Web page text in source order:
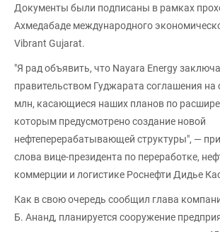
Документы были подписаны в рамках
Ахмедабаде международного
Vibrant Gujarat.
"Я рад объявить, что Nayara Energy
правительством Гуджарата соглашения на
млн, касающиеся наших планов по
которым предусмотрено создание новой
нефтеперерабатывающей структуры", —
слова вице-президента по переработке,
коммерции и логистике Роснефти Дидье
Как в свою очередь сообщил глава
Б. Ананд, планируется сооружение